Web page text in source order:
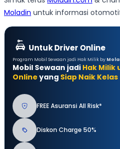
Moladin untuk informasi
Untuk Driver Online
Program Mobil Sewaan jadi Hak Milik by
Mobil Sewaan jadi Hak Milik
Online yang Siap Naik Kelas
FREE Asuransi All Risk*
Diskon Charge 50%